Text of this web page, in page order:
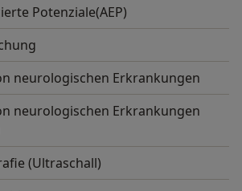
Potenziale(AEP)
neurologischen Erkrankungen
neurologischen Erkrankungen
(Ultraschall)